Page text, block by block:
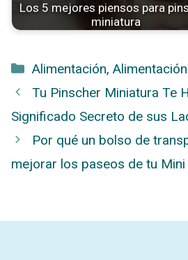
Los 5 mejores piensos para
miniatura
Categorías
Alimentación,
Tu Pinscher Miniatura Te
Significado Secreto de sus
Por qué un bolso de
mejorar los paseos de tu Mini